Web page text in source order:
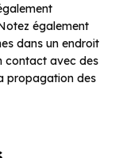
également
dans un endroit
contact avec des
propagation des